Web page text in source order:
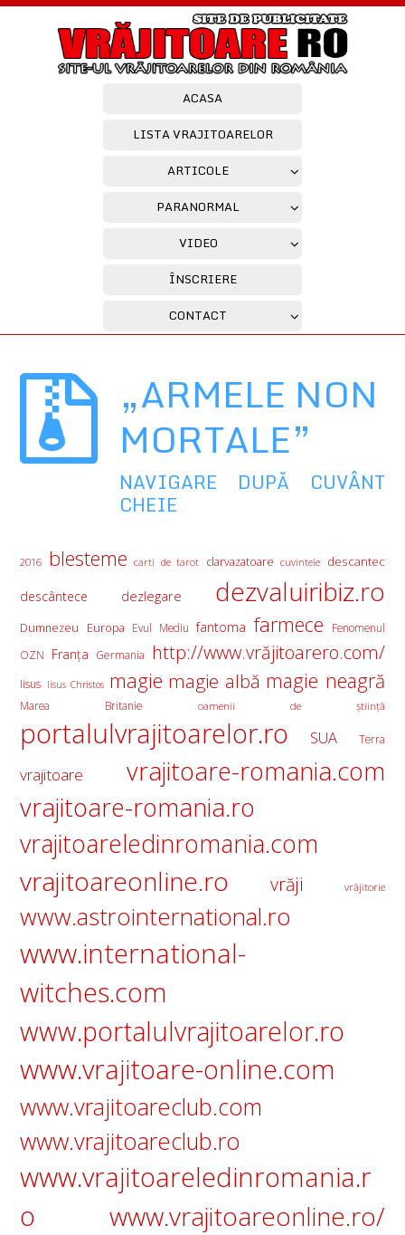
ACASA
LISTA VRAJITOARELOR
ARTICOLE
PARANORMAL
VIDEO
ÎNSCRIERE
CONTACT
„ARMELE NON
MORTALE”
NAVIGARE DUPĂ CUVÂNT
CHEIE
2016 blesteme carti de tarot clarvazatoare cuvintele descantec
descântece dezlegare dezvaluiribiz.ro
Dumnezeu Europa Evul Mediu fantoma farmece
Fenomenul
OZN
Franţa Germania http://www.vrăjitoarero.com/
Iisus Iisus Christos magie magie albă magie neagră
Marea Britanie oamenii de ştiinţă
portalulvrajitoarelor.ro SUA Terra
vrajitoare
vrajitoare-romania.com
vrajitoare-romania.ro
vrajitoareledinromania.com
vrajitoareonline.ro vrăji vrăjitorie
www.astrointernational.ro
www.international-
witches.com
www.portalulvrajitoarelor.ro
www.vrajitoare-online.com
www.vrajitoareclub.com
www.vrajitoareclub.ro
www.vrajitoareledinromania.r
o
www.vrajitoareonline.ro/